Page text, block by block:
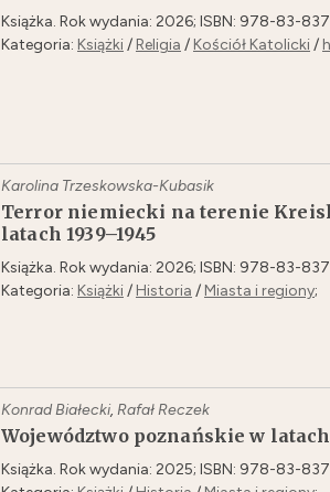
Książka. Rok wydania: 2026; ISBN: 978-83-
Kategoria: Książki/ Religia / Kościół Katolicki/
Karolina Trzeskowska-Kubasik
Terror niemiecki na terenie
latach 1939–1945
Książka. Rok wydania: 2026; ISBN: 978-83-
Kategoria: Książki/ Historia / Miasta i regiony;
Konrad Białecki, Rafał Reczek
Województwo poznańskie w latach
Książka. Rok wydania: 2025; ISBN: 978-83-